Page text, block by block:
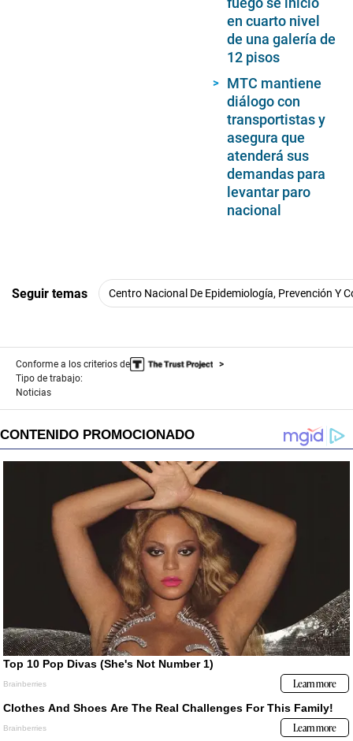
en cuarto nivel
de una galería de
12 pisos
MTC mantiene
diálogo con
transportistas y
asegura que
atenderá sus
demandas para
levantar paro
nacional
Seguir temas Centro Nacional De Epidemiología, Prevención Y
Conforme a los criterios de
Tipo de trabajo:
Noticias